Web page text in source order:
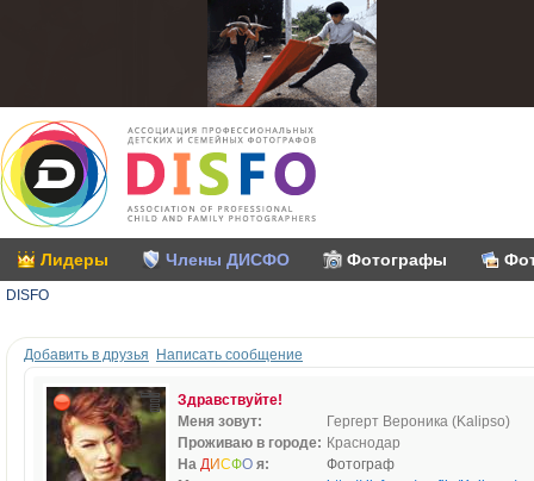
Лидеры Члены ДИСФО Фотографы
DISFO
Добавить в друзья Написать сообщение
Здравствуйте!
Меня зовут:
Гергерт Вероника (Kalipso)
Проживаю в городе: Краснодар
На ДИСФО я:
Фотограф